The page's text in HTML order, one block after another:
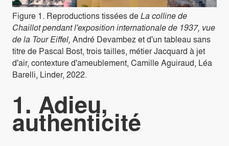
Figure 1. Reproductions tissées deLa colline de
Chaillot pendant l'exposition internationale de 1937, vue
de la Tour Eiffel, André Devambez et d'un tableau sans
titre de Pascal Bost, trois tailles, métier Jacquard à jet
d'air, contexture d'ameublement, Camille Aguiraud, Léa
Barelli, Linder, 2022.
1. Adieu,
authenticité